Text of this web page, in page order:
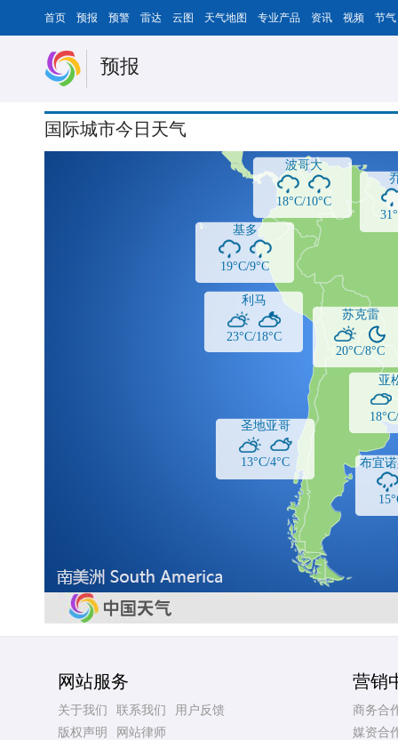
首页 预报 预警 雷达 云图 天气地图 专业产品 资讯 视频 节气
预报
国际城市今日天气
波哥大
18°C/10°C
基多
19°C/9°C
利马
23°C/18°C
圣地亚哥
13°C/4°C 布宜
亚
苏克雷
20°C/8°C
网站服务
关于我们 联系我们
用户反馈
版权声明
网站律师
营销
商务合
媒资合